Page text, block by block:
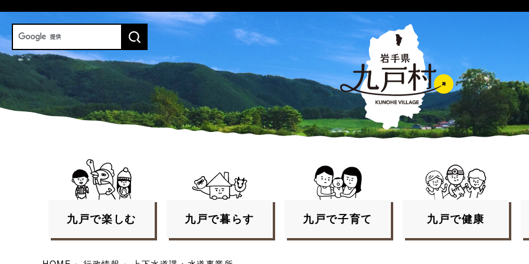
九戸で楽しむ 九戸で暮らす 九戸で子育て 九戸で健康